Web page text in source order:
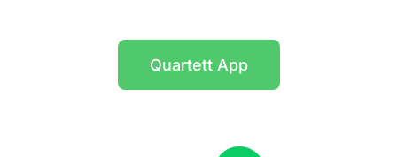
Quartett App